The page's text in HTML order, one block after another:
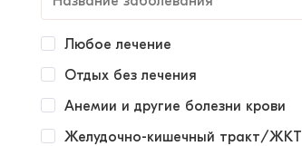
Любое лечение
Отдых без лечения
Анемии и другие болезни крови
Желудочно-кишечный тракт/ЖКТ